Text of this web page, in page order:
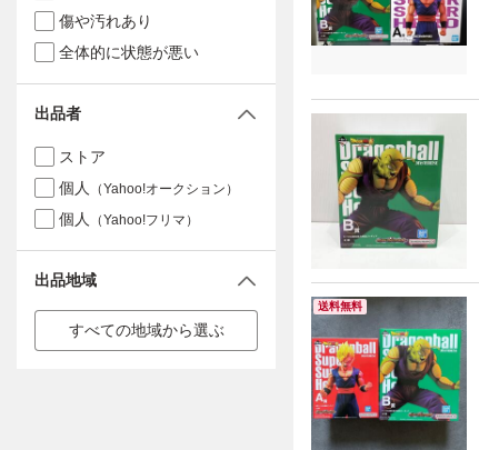
送料無料
傷や汚れあり
全体的に状態が悪い
出品者
ストア
個人
（Yahoo!オークション）
個人 （Yahoo!フリマ）
出品地域
すべての地域から選ぶ